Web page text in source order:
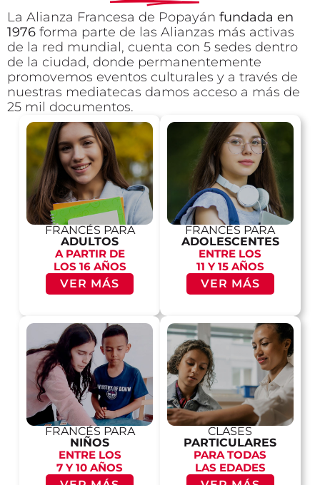
La Alianza Francesa de Popayán fundada en
1976 forma parte de las Alianzas más activas
de la red mundial, cuenta con 5 sedes dentro
de la ciudad, donde permanentemente
promovemos eventos culturales y a través de
nuestras mediatecas damos acceso a más de
25 mil documentos.
FRANCÉS PARA
ADULTOS
A PARTIR DE
LOS 16 AÑOS
VER MÁS
FRANCÉS PARA
ADOLESCENTES
ENTRE LOS
11 Y 15 AÑOS
VER MÁS
FRANCÉS PARA
NIÑOS
ENTRE LOS
7 Y 10 AÑOS
CLASES
PARTICULARES
PARA TODAS
LAS EDADES